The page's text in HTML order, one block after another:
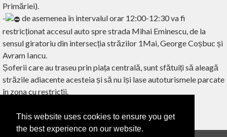
This website uses cookies to ensure you get
the best experience on our website.
Primăriei).
-
de asemenea în intervalul orar 12:00-12:30 va fi
restricționat accesul auto spre strada Mihai Eminescu, de la
sensul giratoriu din intersecția străzilor 1Mai, George Coșbuc și
Avram Iancu.
Șoferii care au traseu prin piața centrală, sunt sfătuiți să aleagă
străzile adiacente acesteia și să nu își lase autoturismele parcate
în zona cu restricții.
‹ ÎNAPOI